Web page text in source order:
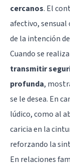
cercanos. El
afectivo,
de la intención
Cuando se
transmitir
profunda,
se le desea. En
lúdico, como al
caricia en la
reforzando la
En relaciones